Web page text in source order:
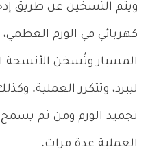
ويتم التسخين عن طريق
كهربائي في الورم
المسبار وتُسخن الأنسجة
ليبرد، وتتكرر العملية.
تجميد الورم ومن ثم يسمح
العملية عدة مرات.